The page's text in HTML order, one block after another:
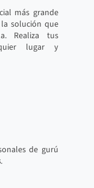
más grande
solución que
Realiza tus
lugar y
de gurú
.